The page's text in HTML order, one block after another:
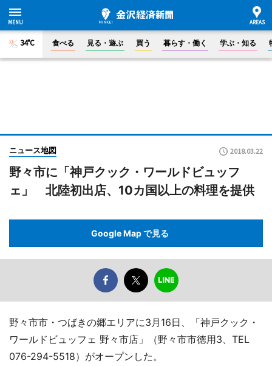
34°C 食べる 見る・遊ぶ 買う 暮らす・働く 学ぶ・知る
ニュース地図 2018.03.22
野々市に「神戸クック・ワールドビュッフ
ェ」 北陸初出店、10カ国以上の料理を提供
Google Map で見る
野々市市・つばきの郷エリアに3月16日、「神戸クック・
ワールドビュッフェ 野々市店」（野々市市徳用3、TEL
076-294-5518）がオープンした。